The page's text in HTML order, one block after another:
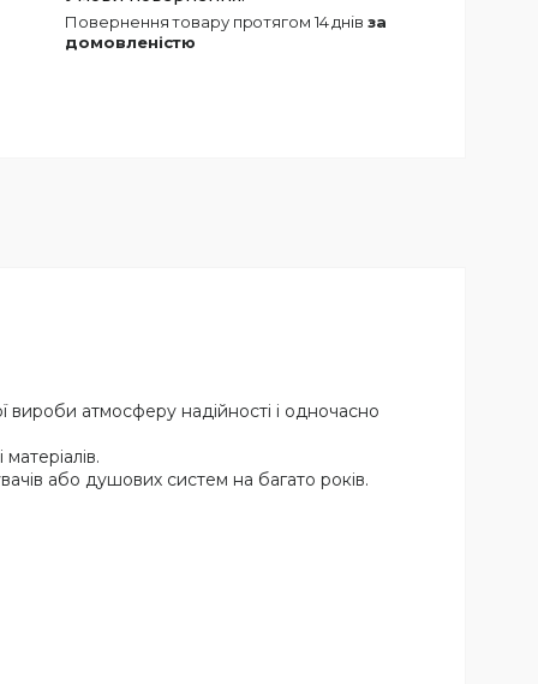
повернення товару протягом 14 днів за
домовленістю
вироби атмосферу надійності і одночасно
або душових систем на багато років.